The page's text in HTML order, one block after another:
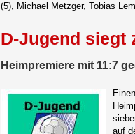
(5), Michael Metzger, Tobias
D-Jugend siegt
Heimpremiere mit 11:7
auf